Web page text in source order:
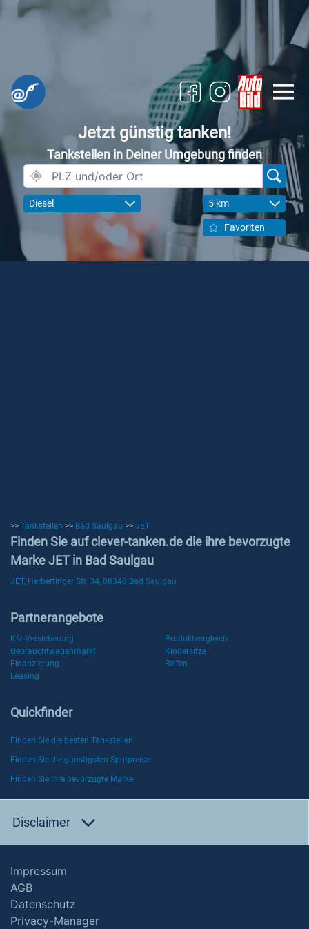
Jetzt günstig tanken!
Tankstellen in Deiner Umgebung finden
Diesel 5 km
Favoriten
>> Tankstellen >> Bad Saulgau >> JET
Finden Sie auf clever-tanken.de die ihre bevorzugte
Marke JET in Bad Saulgau
JET, Herbertinger Str. 34, 88348 Bad Saulgau
Partnerangebote
Kfz-Versicherung
Produktvergleich
Gebrauchtwagenmarkt
Kindersitze
Finanzierung
Reifen
Leasing
Quickfinder
Finden Sie die besten Tankstellen
Finden Sie die günstigsten Spritpreise
Finden Sie Ihre bevorzugte Marke
Disclaimer
Impressum
AGB
Datenschutz
Privacy-Manager